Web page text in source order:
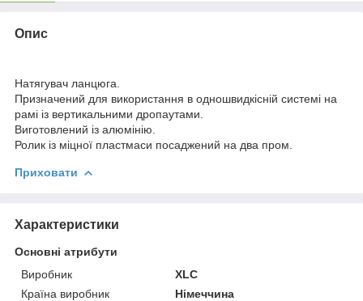
Опис
Натягувач ланцюга.
Призначений для використання в одношвидкісній системі на
рамі із вертикальними дропаутами.
Виготовлений із алюмінію.
Ролик із міцної пластмаси посаджений на два пром.
Приховати
Характеристики
Основні атрибути
Виробник
XLC
Країна виробник
Німеччина